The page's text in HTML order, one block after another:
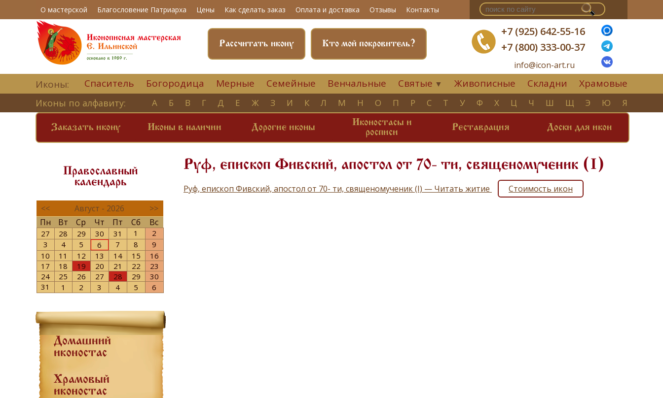
О мастерской Благословение Патриарха Цены Как сделать заказ Оплата и доставка Отзывы Контакты
+7 (925) 642-55-16
+7 (800) 333-00-37
info@icon-art.ru
Кто мой покровитель?
Рассчитать икону
Иконы: Спаситель Богородица Мерные Семейные Венчальные Святые ▼ Живописные Складни Храмовые
Иконы по алфавиту: А Б В Г Д Е Ж З И К Л М Н О П Р С Т У Ф Х Ц Ч Ш Щ Э Ю Я
Заказать икону Иконы в наличии Дорогие иконы
Иконостасы и
росписи
Реставрация Доски для икон
Православный
календарь
<< Август - 2026
>>
Пн
Вт Ср Чт Пт Сб Вс
27 28 29 30 31 1
2
3
4 5 6 7 8
9
10
11 12 13 14 15
16
17
18 19 20 21 22
23
24
25 26 27 28 29
30
31
1 2 3 4 5 6
Домашний
иконостас
Храмовый
иконостас
Руф, епископ Фивский, апостол от 70- ти, священомученик (I)
Руф, епископ Фивский, апостол от 70- ти, священомученик (I) — Читать житие Стоимость икон